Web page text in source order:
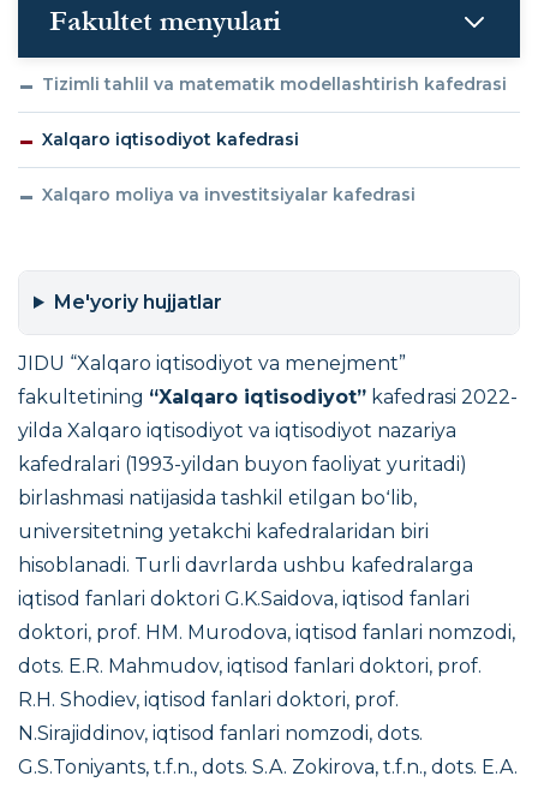
Fakultet menyulari
Tizimli tahlil va matematik modellashtirish kafedrasi
Xalqaro iqtisodiyot kafedrasi
Xalqaro moliya va investitsiyalar kafedrasi
Me'yoriy hujjatlar
JIDU “Xalqaro iqtisodiyot va menejment”
fakultetining “Xalqaro iqtisodiyot” kafedrasi 2022-
yilda Xalqaro iqtisodiyot va iqtisodiyot nazariya
kafedralari (1993-yildan buyon faoliyat yuritadi)
birlashmasi natijasida tashkil etilgan boʻlib,
universitetning yetakchi kafedralaridan biri
hisoblanadi. Turli davrlarda ushbu kafedralarga
iqtisod fanlari doktori G.K.Saidova, iqtisod fanlari
doktori, prof. HM. Murodova, iqtisod fanlari nomzodi,
dots. E.R. Mahmudov, iqtisod fanlari doktori, prof.
R.H. Shodiev, iqtisod fanlari doktori, prof.
N.Sirajiddinov, iqtisod fanlari nomzodi, dots.
G.S.Toniyants, t.f.n., dots. S.A. Zokirova, t.f.n., dots. E.A.